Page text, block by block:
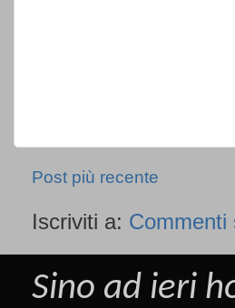
Post più recente
Iscriviti a: Commenti
Sino ad ieri